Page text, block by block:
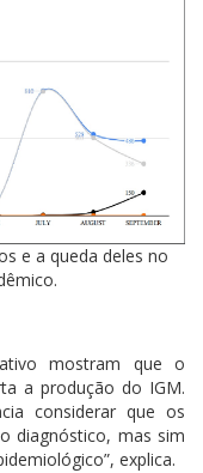
e a queda deles no
mostram que o
a produção do IGM.
considerar que os
diagnóstico, mas sim
explica.